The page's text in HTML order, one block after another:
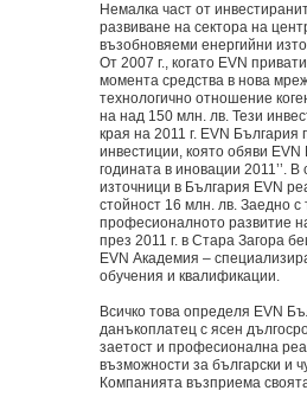
Немалка част от
развиване на сектора на
възобновяеми енергийни
От 2007 г., когато EVN
момента средства в нова
технологично отношение
на над 150 млн. лв. Тези
края на 2011 г. EVN
инвестиции, която обяви
годината в иновации 2011’’.
източници в България EVN
стойност 16 млн. лв. Заедно с
професионалното развитие
през 2011 г. в Стара Загора
EVN Академия –
обучения и квалификации.
Всичко това определя EVN
данъкоплатец с ясен
заетост и професионална
възможности за български и
Компанията възприема